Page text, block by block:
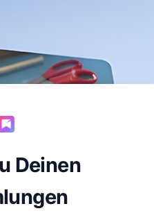
Deinen